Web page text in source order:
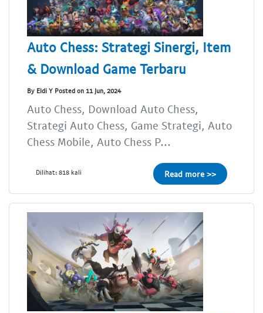
Auto Chess: Strategi Sinergi, Item
& Download Game Terbaru
By Eldi Y Posted on 11 Jun, 2024
Auto Chess, Download Auto Chess,
Strategi Auto Chess, Game Strategi, Auto
Chess Mobile, Auto Chess P...
Dilihat: 818 kali Read more >>